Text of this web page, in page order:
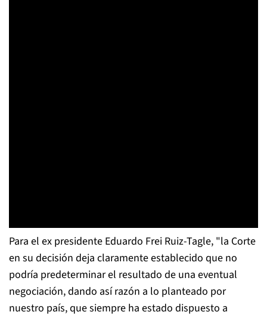
Para el ex presidente Eduardo Frei Ruiz-Tagle, "la Corte
en su decisión deja claramente establecido que no
podría predeterminar el resultado de una eventual
negociación, dando así razón a lo planteado por
nuestro país, que siempre ha estado dispuesto a